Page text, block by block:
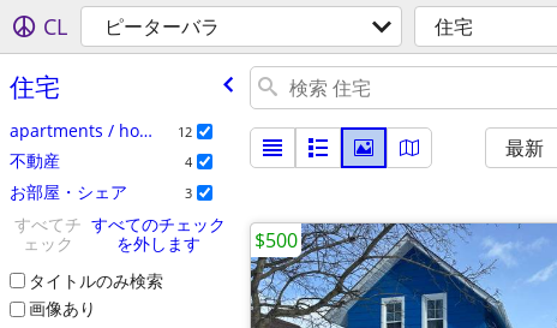
CL ピーターバラ 住宅
住宅
apartments / housing for rent 12
不動産 4
お部屋・シェア 3
すべてチ
ェック
すべてのチェック
を外します
タイトルのみ検索
画像あり
最新
$500